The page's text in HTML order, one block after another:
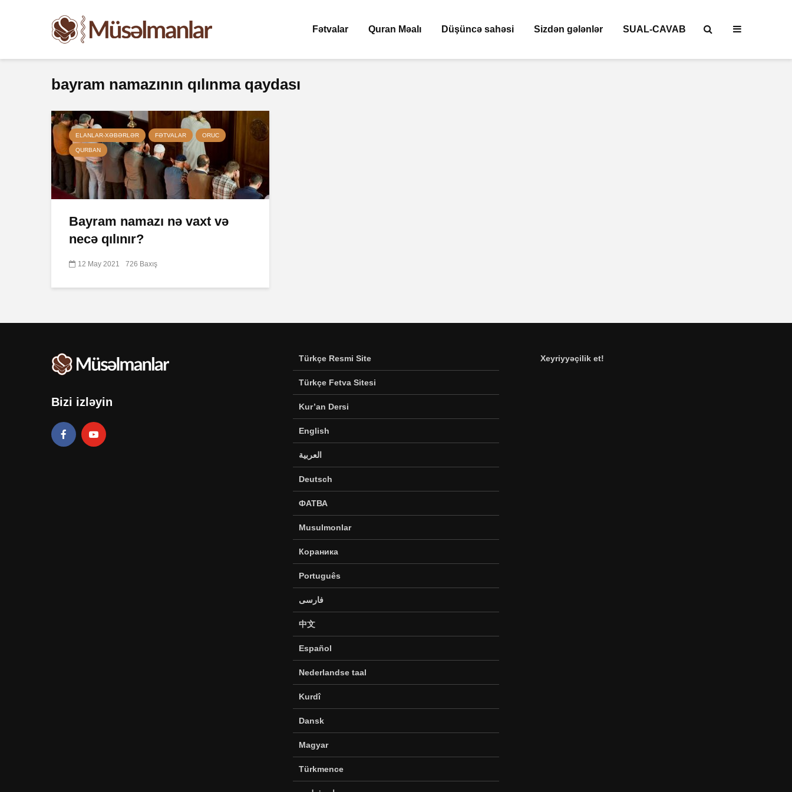
Fətvalar Quran Məalı Düşüncə sahəsi Sizdən gələnlər SUAL-CAVAB
bayram namazının qılınma qaydası
ELANLAR-XƏBƏRLƏR FƏTVALAR ORUC
QURBAN
Bayram namazı nə vaxt və
necə qılınır?
12 May 2021 726 Baxış
Bizi izləyin
Türkçe Resmi Site
Türkçe Fetva Sitesi
Kur’an Dersi
English
العربية
Deutsch
ФАТВА
Musulmonlar
Кораника
Português
فارسی
中文
Español
Nederlandse taal
Kurdî
Dansk
Magyar
Türkmence
Xeyriyyəçilik et!